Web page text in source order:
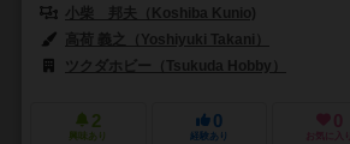
小柴 邦夫（Koshiba Kunio)
高荷 義之（Yoshiyuki Takani）
ツクダホビー（Tsukuda Hobby）
2
興味あり
0
経験あり
0
お気に入り